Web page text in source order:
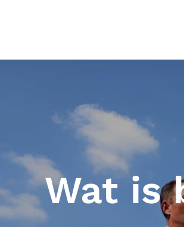
Wat is